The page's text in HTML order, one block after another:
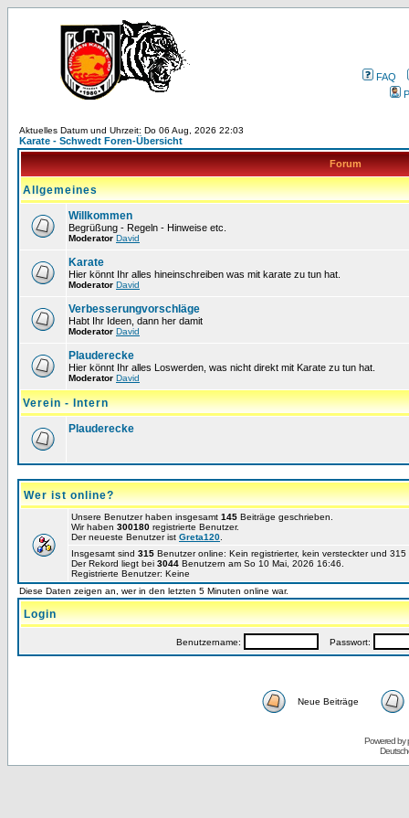
FAQ
Aktuelles Datum und Uhrzeit: Do 06 Aug, 2026 22:03
Karate - Schwedt Foren-Übersicht
Forum
Allgemeines
Willkommen
Begrüßung - Regeln - Hinweise etc.
Moderator David
Karate
Hier könnt Ihr alles hineinschreiben was mit karate zu tun hat.
Moderator David
Verbesserungvorschläge
Habt Ihr Ideen, dann her damit
Moderator David
Plauderecke
Hier könnt Ihr alles Loswerden, was nicht direkt mit Karate zu tun hat.
Moderator David
Verein - Intern
Plauderecke
Wer ist online?
Unsere Benutzer haben insgesamt 145 Beiträge geschrieben.
Wir haben 300180 registrierte Benutzer.
Der neueste Benutzer ist Greta120
Insgesamt sind 315 Benutzer online: Kein registrierter, kein versteckter und
Der Rekord liegt bei 3044 Benutzern am So 10 Mai, 2026 16:46.
Registrierte Benutzer: Keine
Diese Daten zeigen an, wer in den letzten 5 Minuten online war.
Login
Benutzername: Passwort:
Neue Beiträge
Powered by